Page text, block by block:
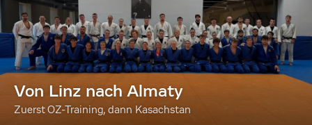
Von Linz nach Almaty
Zuerst OZ-Training, dann Kasachstan